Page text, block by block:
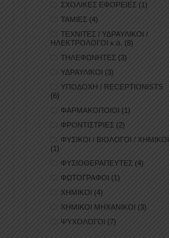
ΣΧΟΛΙΚΕΣ ΕΦΟΡΕΙΕΣ (1)
ΤΑΜΙΕΣ (4)
ΤΕΧΝΙΤΕΣ / ΥΔΡΑΥΛΙΚΟΙ /
ΗΛΕΚΤΡΟΛΟΓΟΙ κ.ά. (8)
ΤΗΛΕΦΩΝΗΤΕΣ (3)
ΥΔΡΑΥΛΙΚΟΙ (3)
ΥΠΟΔΟΧΗ / RECEPTIONISTS
(6)
ΦΑΡΜΑΚΟΠΟΙΟΙ (1)
ΦΡΟΝΤΙΣΤΡΙΕΣ (2)
ΦΥΣΙΚΟΙ / ΒΙΟΛΟΓΟΙ / ΧΗΜΙΚΟΙ
(1)
ΦΥΣΙΟΘΕΡΑΠΕΥΤΕΣ (4)
ΦΩΤΟΓΡΑΦΟΙ (1)
ΧΗΜΙΚΟΙ (4)
ΧΗΜΙΚΟΙ ΜΗΧΑΝΙΚΟΙ (3)
ΨΥΧΟΛΟΓΟΙ (7)